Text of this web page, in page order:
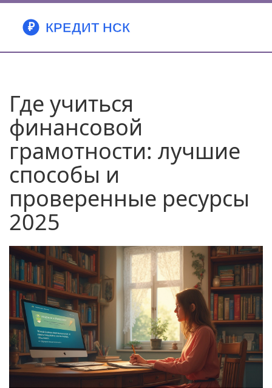
Где учиться
финансовой
грамотности: лучшие
способы и
проверенные ресурсы
2025